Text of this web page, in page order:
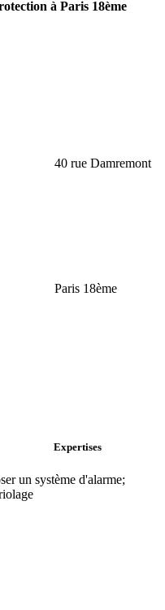
à Paris 18ème
40 rue Damremont
Paris 18ème
Expertises
un système d'alarme;